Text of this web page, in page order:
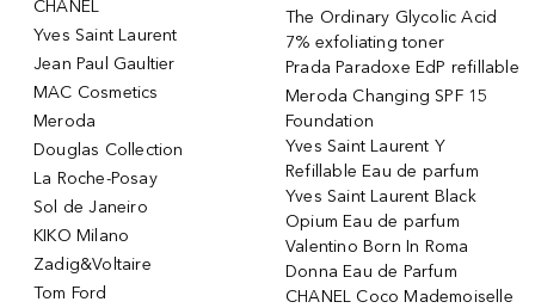
CHANEL
Yves Saint Laurent
Jean Paul Gaultier
MAC Cosmetics
Meroda
Douglas Collection
La Roche-Posay
Sol de Janeiro
KIKO Milano
Zadig&Voltaire
Tom Ford
The Ordinary Glycolic Acid
7% exfoliating toner
Prada Paradoxe EdP refillable
Meroda Changing SPF 15
Foundation
Yves Saint Laurent Y
Refillable Eau de parfum
Yves Saint Laurent Black
Opium Eau de parfum
Valentino Born In Roma
Donna Eau de Parfum
CHANEL Coco Mademoiselle